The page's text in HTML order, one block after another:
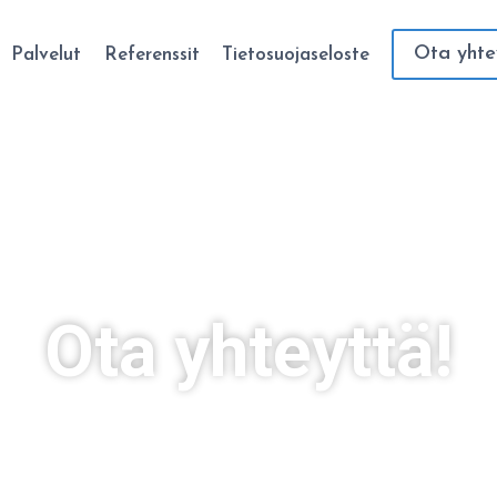
Palvelut Referenssit Tietosuojaseloste Ota
Ota yhteyttä!